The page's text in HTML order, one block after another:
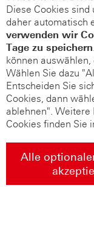
Diese Cookies
daher automatisch
verwenden wir
Tage zu speichern
können
Wählen Sie dazu
Entscheiden Sie
Cookies, dann
ablehnen". Weitere
Cookies finden Sie
Alle